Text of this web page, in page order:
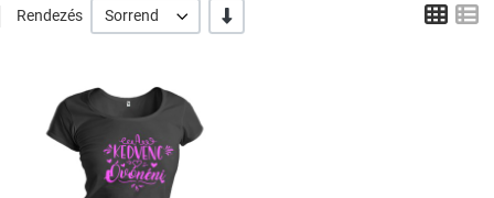
Rendezés Sorrend -/+ Grid